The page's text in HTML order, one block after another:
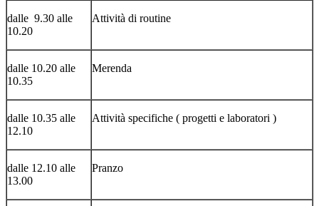
dalle 9.30 alle
10.20
Attività di routine
dalle 10.20 alle
10.35
Merenda
dalle 10.35 alle
12.10
Attività specifiche ( progetti e laboratori )
dalle 12.10 alle
13.00
Pranzo